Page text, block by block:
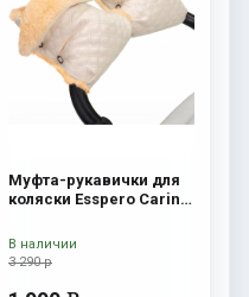
Муфта-рукавички для
коляски Esspero Carina
Cream
3 290 р
В наличии